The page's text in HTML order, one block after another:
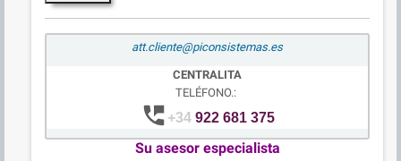
att.cliente@piconsistemas.es
CENTRALITA
TELÉFONO.:
perm_phone_msg+34 922 681 375
Su asesor especialista